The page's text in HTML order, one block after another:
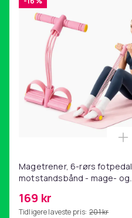
Magetrener, 6-rørs fotpedal
motstandsbånd - mage- og
hjemmegymnastikk Pink
169 kr
Tidligere laveste pris: 201 kr